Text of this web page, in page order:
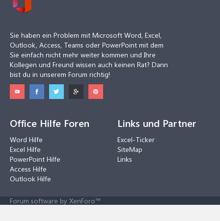
Sie haben ein Problem mit Microsoft Word, Excel,
Outlook, Access, Teams oder PowerPoint mit dem
Sie einfach nicht mehr weiter kommen und Ihre
Kollegen und Freund wissen auch keinen Rat? Dann
bist du in unserem Forum richtig!
Office Hilfe Foren
Word Hilfe
Excel Hilfe
PowerPoint Hilfe
Access Hilfe
Outlook Hilfe
Links und Partner
Excel-Ticker
SiteMap
Links
Forum software by XenForo™